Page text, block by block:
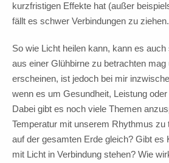
kurzfristigen Effekte hat (außer
fällt es schwer Verbindungen zu ziehen.
So wie Licht heilen kann, kann es
aus einer Glühbirne zu betrachten mag
erscheinen, ist jedoch bei mir
wenn es um Gesundheit, Leistung oder
Dabei gibt es noch viele Themen
Temperatur mit unserem Rhythmus zu
auf der gesamten Erde gleich? Gibt es
mit Licht in Verbindung stehen? Wie